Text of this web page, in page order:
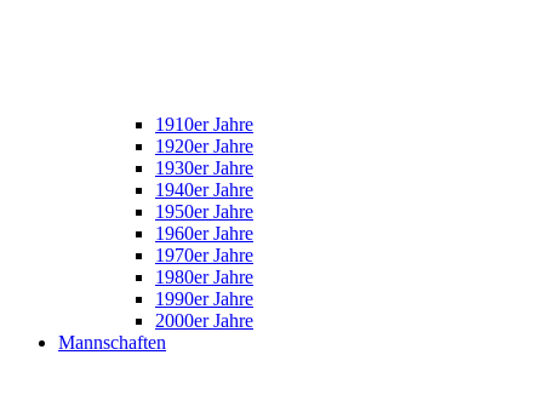
1910er Jahre
1920er Jahre
1930er Jahre
1940er Jahre
1950er Jahre
1960er Jahre
1970er Jahre
1980er Jahre
1990er Jahre
2000er Jahre
Mannschaften